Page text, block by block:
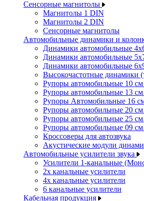
Сенсорные магнитолы
Магнитолы 1 DIN
Магнитолы 2 DIN
Сенсорные магнитолы
Автомобильные динамики и
Динамики автомобильные
Динамики автомобильные
Динамики автомобильные
Высокочастотные динамики
Рупоры автомобильные 10
Рупоры автомобильные 13
Рупоры Автомобильные 16
Рупоры автомобильные 20
Рупоры автомобильные 25
Рупоры автомобильные 09
Кроссоверы для автозвука
Акустические модули
Автомобильные усилители звука
Усилители 1-канальные
2х канальные усилители
4х канальные усилители
6 канальные усилители
Кабельная продукция